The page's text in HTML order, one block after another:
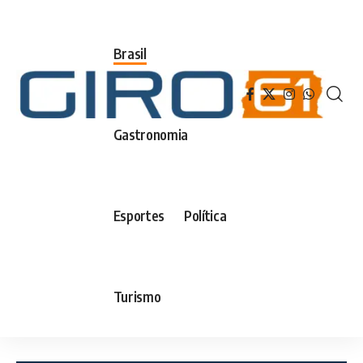
Brasil
Gastronomia
Esportes Política
Turismo